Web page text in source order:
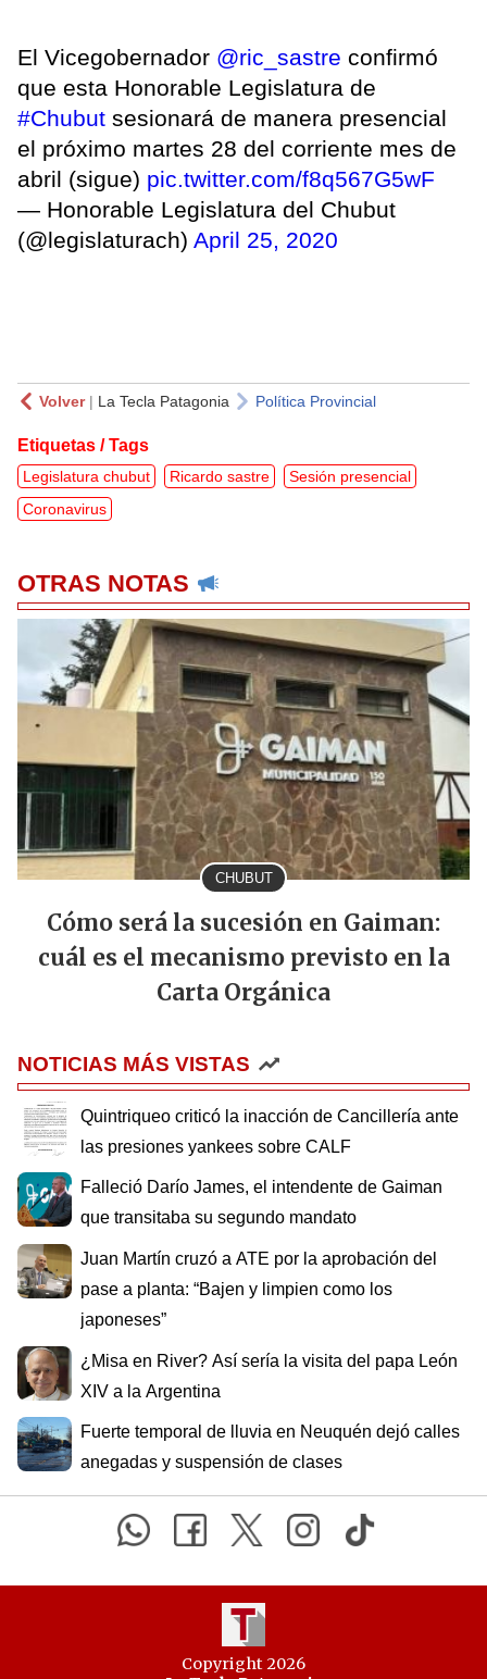
El Vicegobernador @ric_sastre confirmó
que esta Honorable Legislatura de
#Chubut sesionará de manera presencial
el próximo martes 28 del corriente mes de
abril (sigue) pic.twitter.com/f8q567G5wF
— Honorable Legislatura del Chubut
(@legislaturach) April 25, 2020
Volver| La Tecla Patagonia Política Provincial
Etiquetas / Tags
Legislatura chubut Ricardo sastre
Sesión presencial
Coronavirus
OTRAS NOTAS
CHUBUT
Cómo será la sucesión en Gaiman:
cuál es el mecanismo previsto en la
Carta Orgánica
NOTICIAS MÁS VISTAS
Quintriqueo criticó la inacción de Cancillería ante
las presiones yankees sobre CALF
Falleció Darío James, el intendente de Gaiman
que transitaba su segundo mandato
Juan Martín cruzó a ATE por la aprobación del
pase a planta: “Bajen y limpien como los
japoneses”
¿Misa en River? Así sería la visita del papa León
XIV a la Argentina
Fuerte temporal de lluvia en Neuquén dejó calles
anegadas y suspensión de clases
Copyright 2026